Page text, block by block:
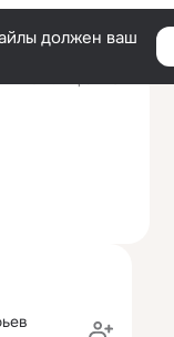
должен ваш